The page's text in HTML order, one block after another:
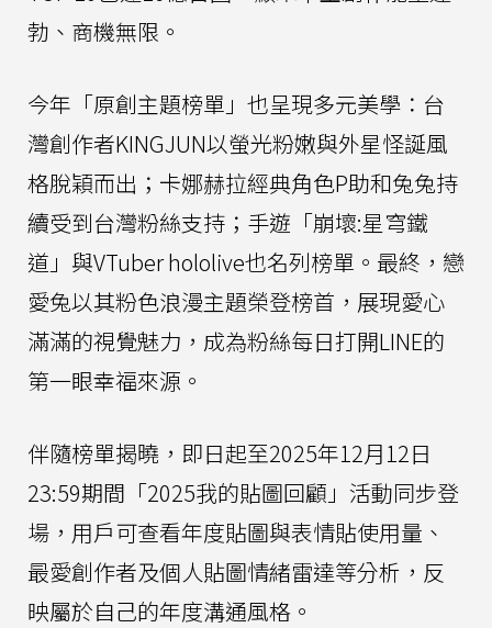
勃、商機無限。
今年「原創主題榜單」也呈現多元美學：台
灣創作者KINGJUN以螢光粉嫩與外星怪誕風
格脫穎而出；卡娜赫拉經典角色P助和兔兔持
續受到台灣粉絲支持；手遊「崩壞:星穹鐵
道」與VTuber hololive也名列榜單。最終，戀
愛兔以其粉色浪漫主題榮登榜首，展現愛心
滿滿的視覺魅力，成為粉絲每日打開LINE的
第一眼幸福來源。
伴隨榜單揭曉，即日起至2025年12月12日
23:59期間「2025我的貼圖回顧」活動同步登
場，用戶可查看年度貼圖與表情貼使用量、
最愛創作者及個人貼圖情緒雷達等分析，反
映屬於自己的年度溝通風格。